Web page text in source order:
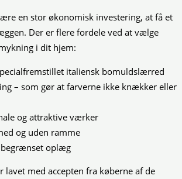
en stor økonomisk investering, at få et
Der er flere fordele ved at vælge
i dit hjem:
italiensk bomuldslærred
– som gør at farverne ikke knækker eller
og attraktive værker
og uden ramme
begrænset oplæg
lavet med accepten fra køberne af de